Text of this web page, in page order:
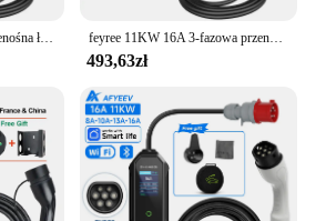
Feyree 11KW 16A EV przenośna ładowarka Type2 EVSE etui z funkcją ładowania ładowarka samochodu elektrycznego wtyczka CEE iec62196-2 pojazd elektryczny ładowarka feyree 11KW 16A 3-fazowa przenośna ładowarka EV 32A 7KW Type2 5M Kabel EVSE Ładowarka samochodowa Wtyczka CEE do pojazdów elektrycznych
493,63zł